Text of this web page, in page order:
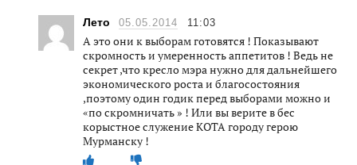
Лето 05.05.2014 11:03
А это они к выборам готовятся ! Показывают
скромность и умеренность аппетитов ! Ведь не
секрет ,что кресло мэра нужно для дальнейшего
экономического роста и благосостояния
,поэтому один годик перед выборами можно и
«по скромничать » ! Или вы верите в бес
корыстное служение КОТА городу герою
Мурманску !